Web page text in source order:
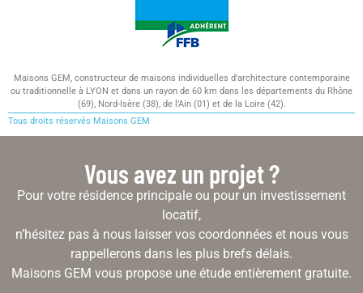
Maisons GEM, constructeur de maisons individuelles d’architecture contemporaine
ou traditionnelle à LYON et dans un rayon de 60 km dans les départements du Rhône
(69), Nord-Isère (38), de l’Ain (01) et de la Loire (42).
Tous droits réservés Maisons GEM
Vous avez un projet ?
Pour votre résidence principale ou pour un investissement
locatif,
n’hésitez pas à nous laisser vos coordonnées et nous vous
rappellerons dans les plus brefs délais.
Maisons GEM vous propose une étude entièrement gratuite.